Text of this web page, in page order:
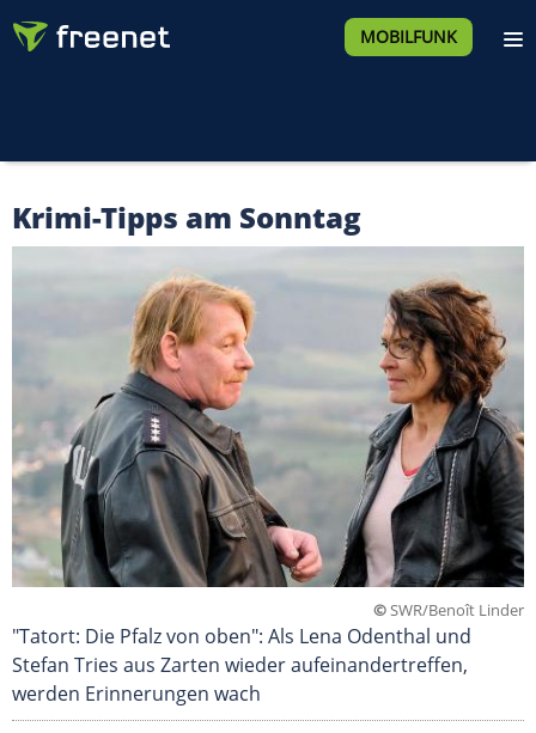
MOBILFUNK
Krimi-Tipps am Sonntag
©SWR/Benoît Linder
"Tatort: Die Pfalz von oben": Als Lena Odenthal und
Stefan Tries aus Zarten wieder aufeinandertreffen,
werden Erinnerungen wach